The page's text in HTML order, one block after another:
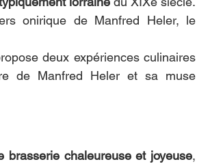
onirique de Manfred Heler, le
deux expériences culinaires
de Manfred Heler et sa muse
brasserie chaleureuse et joyeuse,